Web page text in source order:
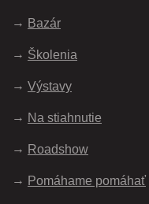
Bazár
Školenia
Výstavy
Na stiahnutie
Roadshow
Pomáhame pomáhať